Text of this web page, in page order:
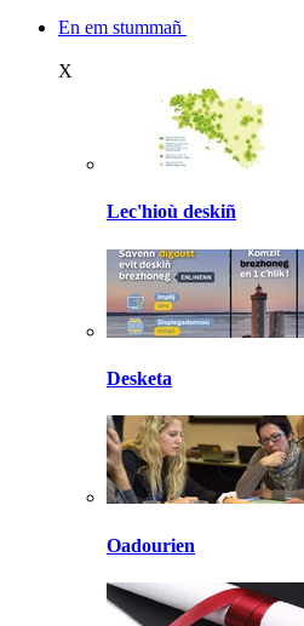
En em stummañ
X
Lec'hioù deskiñ
Desketa
Oadourien